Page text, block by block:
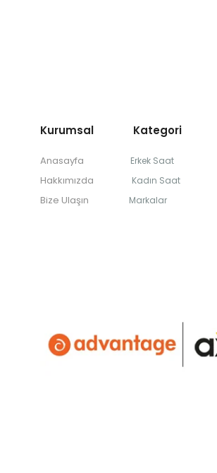
Kurumsal Kategori
Anasayfa Erkek Saat
Hakkımızda Kadın Saat
Bize Ulaşın Markalar